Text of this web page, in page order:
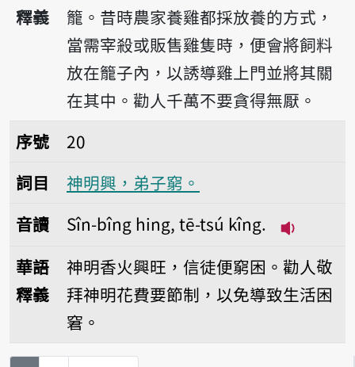
釋義
籠。昔時農家養雞都採放養的方式，
當需宰殺或販售雞隻時，便會將飼料
放在籠子內，以誘導雞上門並將其關
在其中。勸人千萬不要貪得無厭。
序號20神明興，弟子窮。
序號
20
詞目
神明興，弟子窮。
音讀
Sîn-bîng hing, tē-tsú kîng.
華語
釋義
神明香火興旺，信徒便窮困。勸人敬
拜神明花費要節制，以免導致生活困
窘。